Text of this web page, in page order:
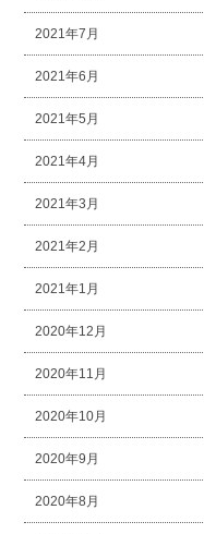
2021年7月
2021年6月
2021年5月
2021年4月
2021年3月
2021年2月
2021年1月
2020年12月
2020年11月
2020年10月
2020年9月
2020年8月